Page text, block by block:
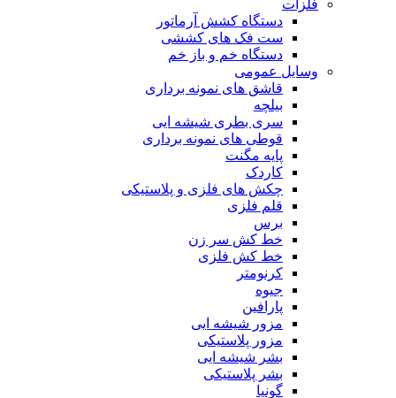
فلزات
دستگاه کشش آرماتور
ست فک های کششی
دستگاه خم و باز خم
وسایل عمومی
قاشق های نمونه برداری
بيلچه
سری بطری شیشه ایی
قوطی های نمونه برداری
پایه مگنت
کاردک
چکش های فلزی و پلاستیکی
قلم فلزی
برس
خط کش سر زن
خط کش فلزی
کرنومتر
جیوه
پارافین
مزور شیشه ایی
مزور پلاستیکی
بشر شیشه ایی
بشر پلاستیکی
گونیا